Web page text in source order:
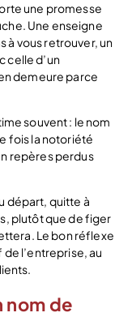
une promesse
Une enseigne
à vous retrouver, un
celle d’un
demeure parce
souvent : le nom
fois la notoriété
repères perdus
départ, quitte à
plutôt que de figer
Le bon réflexe
l’entreprise, au
nom de